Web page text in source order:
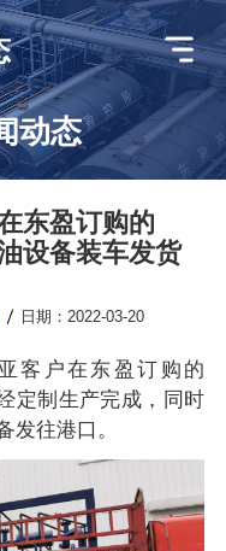
动态
东盈订购的
设备装车发货
日期：2022-03-20
客户在东盈订购的
定制生产完成，同时
发往港口。